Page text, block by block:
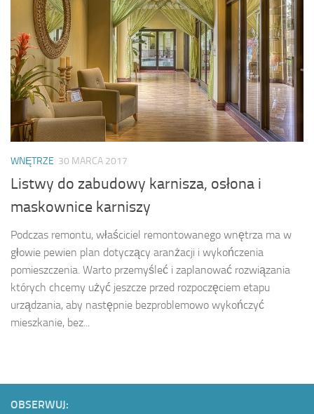
WNĘTRZE 30 MARCA 2017
Listwy do zabudowy karnisza, osłona i
maskownice karniszy
Podczas remontu, właściciel remontowanego wnętrza ma w
głowie pewien plan dotyczący aranżacji i wykończenia
pomieszczenia. Warto przemyśleć i zaplanować rozwiązania
których chcemy użyć jeszcze przed rozpoczęciem etapu
urządzania, aby następnie bezproblemowo wykończyć
mieszkanie, bez...
OBSERWUJ: